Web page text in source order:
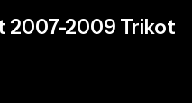
2007-2009 Trikot